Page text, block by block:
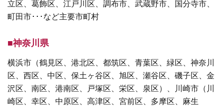
立区、葛飾区、江戸川区、調布市、武蔵野市、国分寺市、
町田市･･･など主要市町村
■神奈川県
横浜市（鶴見区、港北区、都筑区、青葉区、緑区、神奈川
区、西区、中区、保土ヶ谷区、旭区、瀬谷区、磯子区、金
沢区、南区、港南区、戸塚区、栄区、泉区）、川崎市（川
崎区、幸区、中原区、高津区、宮前区、多摩区、麻生